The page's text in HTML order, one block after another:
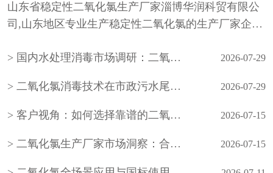
山东省稳定性二氧化氯生产厂家淄博华润科贸有限公
司,山东地区专业生产稳定性二氧化氯的生产厂家企
国内水处理消毒市场调研：二氧化氯生产企业产能与需求分析
2026-07-29
二氧化氯消毒技术在市政污水尾水深度处理中的应用 2026-07-29
客户视角：如何选择靠谱的二氧化氯生产厂家？ 2026-07-15
二氧化氯生产厂家市场洞察：合规、稳定、服务成客户核心选择 2026-07-15